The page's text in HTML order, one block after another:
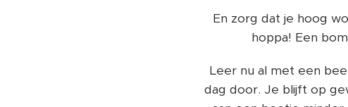
En zorg dat je hoog
hoppa! Een
Leer nu al met een
dag door. Je blijft op